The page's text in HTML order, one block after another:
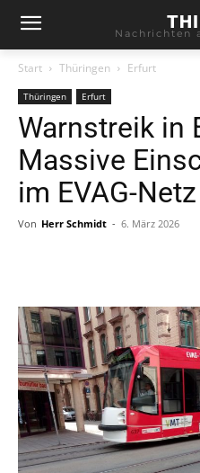
Nachrichten
Start Thüringen Erfurt
Thüringen Erfurt
Warnstreik in
Massive
im EVAG-
Von Herr Schmidt - 6. März 2026